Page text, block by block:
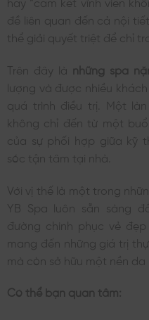
đề liên quan đến cả nội
thể giải quyết triệt để chỉ
Trên đây là những spa
lượng và được nhiều
quá trình điều trị. Một
không chỉ đến từ một
của sự phối hợp giữa kỹ
sóc tận tâm tại nhà.
Với vị thế là một trong
YB Spa luôn sẵn sàng
đường chinh phục vẻ
mang đến những giá trị
mà còn sở hữu một nền da
Có thể bạn quan tâm: